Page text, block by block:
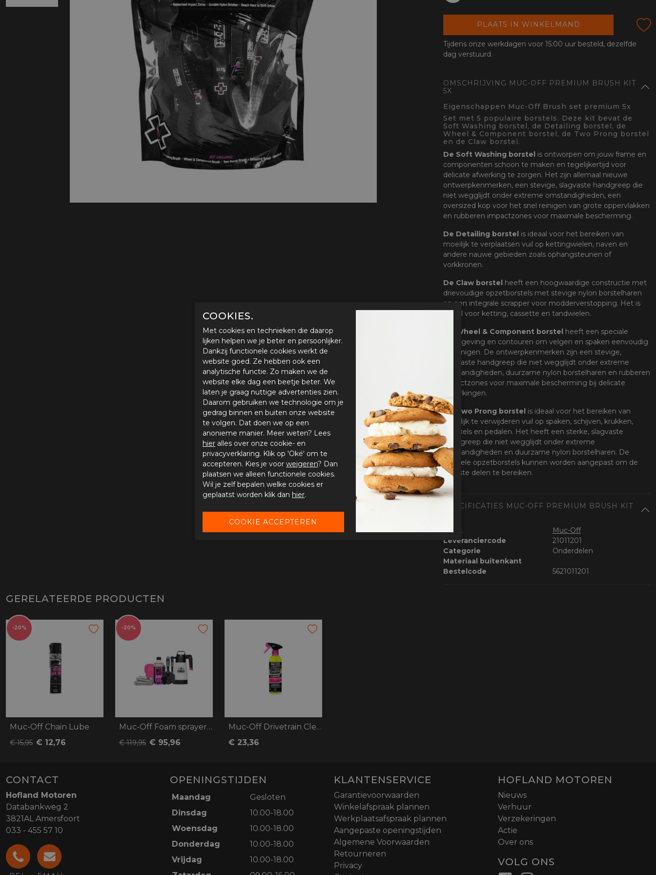
Sloten
Telefoon
PLAATS IN WINKELMAND
Tijdens onze werkdagen voor 15:00 uur besteld, dezelfde
dag verstuurd.
OMSCHRIJVING MUC-OFF PREMIUM BRUSH KIT
5X
Eigenschappen Muc-Off Brush set premium 5x
Set met 5 populaire borstels. Deze kit bevat de
Soft Washing borstel, de Detailing borstel, de
Wheel & Component borstel, de Two Prong borstel
en de Claw borstel.
De Soft Washing borstel is ontworpen om jouw frame en
componenten schoon te maken en tegelijkertijd voor
delicate afwerking te zorgen. Het zijn allemaal nieuwe
ontwerpkenmerken, een stevige, slagvaste handgreep die
niet wegglijdt onder extreme omstandigheden, een
oversized kop voor het snel reinigen van grote oppervlakken
en rubberen impactzones voor maximale bescherming.
De Detailing borstel is ideaal voor het bereiken van
moeilijk te verplaatsen vuil op kettingwielen, naven en
andere nauwe gebieden zoals ophangsteunen of
vorkkronen.
De Claw borstel heeft een hoogwaardige constructie met
drievoudige opzetborstels met stevige nylon borstelharen
en een integrale scrapper voor modderverstopping. Het is
ideaal voor ketting, cassette en tandwielen.
De Wheel & Component borstel heeft een speciale
vormgeving en contouren om velgen en spaken eenvoudig
te reinigen. De ontwerpkenmerken zijn een stevige,
slagvaste handgreep die niet wegglijdt onder extreme
omstandigheden, duurzame nylon borstelharen en rubberen
impactzones voor maximale bescherming bij delicate
afwerkingen.
De Two Prong borstel is ideaal voor het bereiken van
moeilijk te verwijderen vuil op spaken, schijven, krukken,
schakels en pedalen. Het heeft een sterke, slagvaste
handgreep die niet wegglijdt onder extreme
omstandigheden en duurzame nylon borstelharen. De
dubbele opzetborstels kunnen worden aangepast om de
kleinste delen te bereiken.
SPECIFICATIES MUC-OFF PREMIUM BRUSH KIT
Merk
Muc-Off
Leveranciercode
21011201
Categorie
Onderdelen
Materiaal buitenkant
Bestelcode
5621011201
GERELATEERDE PRODUCTEN
-20%
Muc-Off Chain Lube
€ 15,95 € 12,76
-20%
Muc-Off Foam sprayer kit
€ 119,95 € 95,96
Muc-Off Drivetrain Cleaner
€ 23,36
CONTACT
Hofland Motoren
Databankweg 2
3821AL Amersfoort
033 - 455 57 10
OPENINGSTIJDEN
Maandag
Gesloten
Dinsdag
10.00-18.00
Woensdag
10.00-18.00
Donderdag
10.00-18.00
Vrijdag
10.00-18.00
KLANTENSERVICE
Garantievoorwaarden
Winkelafspraak plannen
Werkplaatsafspraak plannen
Aangepaste openingstijden
Algemene Voorwaarden
Retourneren
Privacy
HOFLAND MOTOREN
Nieuws
Verhuur
Verzekeringen
Actie
Over ons
VOLG ONS
COOKIES.
Met cookies en technieken die daarop
lijken helpen we je beter en persoonlijker.
Dankzij functionele cookies werkt de
website goed. Ze hebben ook een
analytische functie. Zo maken we de
website elke dag een beetje beter. We
laten je graag nuttige advertenties zien.
Daarom gebruiken we technologie om je
gedrag binnen en buiten onze website
te volgen. Dat doen we op een
anonieme manier. Meer weten? Lees
hier alles over onze cookie- en
privacyverklaring. Klik op 'Oké' om te
accepteren. Kies je voor weigeren? Dan
plaatsen we alleen functionele cookies.
Wil je zelf bepalen welke cookies er
geplaatst worden klik dan hier.